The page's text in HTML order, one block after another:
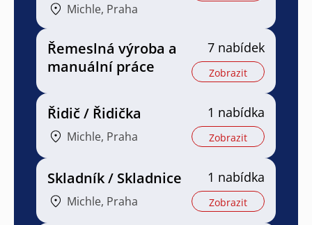
Michle, Praha
Řemeslná výroba a
manuální práce
7 nabídek
Zobrazit
Řidič / Řidička
Michle, Praha
1 nabídka
Zobrazit
Skladník / Skladnice
Michle, Praha
1 nabídka
Zobrazit